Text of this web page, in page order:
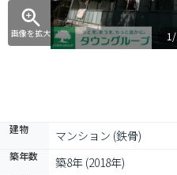
画像を拡大
建物 マンション (鉄骨)
築年数 築8年 (2018年)